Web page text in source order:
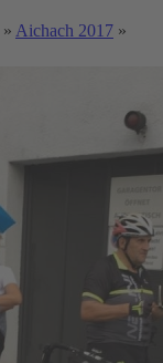
» Aichach 2017 »